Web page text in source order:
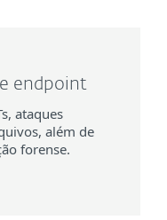
endpoint
ataques
além de
forense.